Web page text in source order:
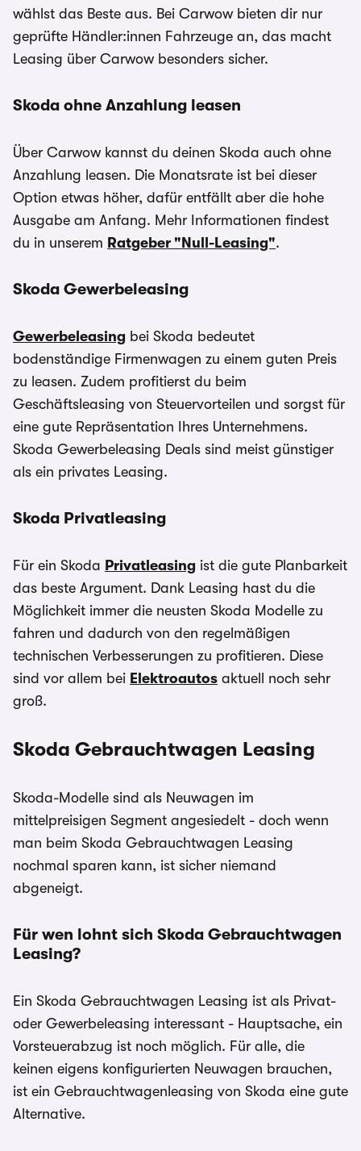
wählst das Beste aus. Bei Carwow bieten dir nur
geprüfte Händler:innen Fahrzeuge an, das macht
Leasing über Carwow besonders sicher.
Skoda ohne Anzahlung leasen
Über Carwow kannst du deinen Skoda auch ohne
Anzahlung leasen. Die Monatsrate ist bei dieser
Option etwas höher, dafür entfällt aber die hohe
Ausgabe am Anfang. Mehr Informationen findest
du in unserem Ratgeber "Null-Leasing".
Skoda Gewerbeleasing
Gewerbeleasing bei Skoda bedeutet
bodenständige Firmenwagen zu einem guten Preis
zu leasen. Zudem profitierst du beim
Geschäftsleasing von Steuervorteilen und sorgst für
eine gute Repräsentation Ihres Unternehmens.
Skoda Gewerbeleasing Deals sind meist günstiger
als ein privates Leasing.
Skoda Privatleasing
Für ein Skoda Privatleasing ist die gute Planbarkeit
das beste Argument. Dank Leasing hast du die
Möglichkeit immer die neusten Skoda Modelle zu
fahren und dadurch von den regelmäßigen
technischen Verbesserungen zu profitieren. Diese
sind vor allem bei Elektroautos aktuell noch sehr
groß.
Skoda Gebrauchtwagen Leasing
Skoda-Modelle sind als Neuwagen im
mittelpreisigen Segment angesiedelt - doch wenn
man beim Skoda Gebrauchtwagen Leasing
nochmal sparen kann, ist sicher niemand
abgeneigt.
Für wen lohnt sich Skoda Gebrauchtwagen
Leasing?
Ein Skoda Gebrauchtwagen Leasing ist als Privat-
oder Gewerbeleasing interessant - Hauptsache, ein
Vorsteuerabzug ist noch möglich. Für alle, die
keinen eigens konfigurierten Neuwagen brauchen,
ist ein Gebrauchtwagenleasing von Skoda eine gute
Alternative.